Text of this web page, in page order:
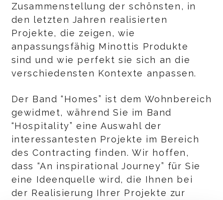
Zusammenstellung der schönsten, in
den letzten Jahren realisierten
Projekte, die zeigen, wie
anpassungsfähig Minottis Produkte
sind und wie perfekt sie sich an die
verschiedensten Kontexte anpassen.
Der Band “Homes” ist dem Wohnbereich
gewidmet, während Sie im Band
“Hospitality” eine Auswahl der
interessantesten Projekte im Bereich
des Contracting finden. Wir hoffen,
dass “An inspirational Journey” für Sie
eine Ideenquelle wird, die Ihnen bei
der Realisierung Ihrer Projekte zur